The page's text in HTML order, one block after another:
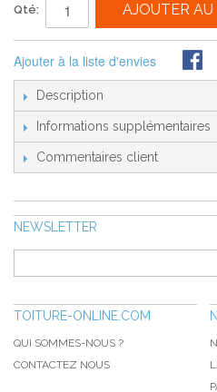
Qté: AJOUTER AU
Ajouter à la liste d'envies
Description
Informations supplémentaires
Commentaires client
NEWSLETTER
TOITURE-ONLINE.COM
QUI SOMMES-NOUS ?
CONTACTEZ NOUS